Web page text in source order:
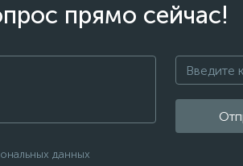
прямо сейчас!
данных